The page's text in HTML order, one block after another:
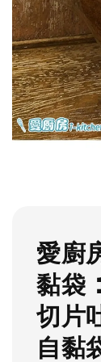
愛廚
黏袋
切片
自黏